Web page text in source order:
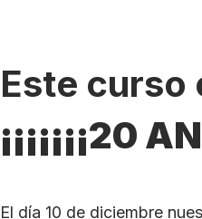
Este curso
¡¡¡¡¡¡¡20
El día 10 de diciembre